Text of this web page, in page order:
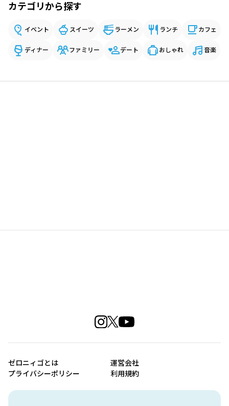
カテゴリから探す
イベント スイーツ ラーメン ランチ カフェ
ディナー ファミリー デート おしゃれ 音楽
ゼロニィゴとは
運営会社
プライバシーポリシー
利用規約